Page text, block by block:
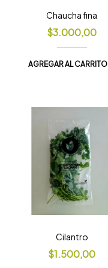
Chaucha fina
$3.000,00
AGREGAR AL CARRITO
Cilantro
$1.500,00